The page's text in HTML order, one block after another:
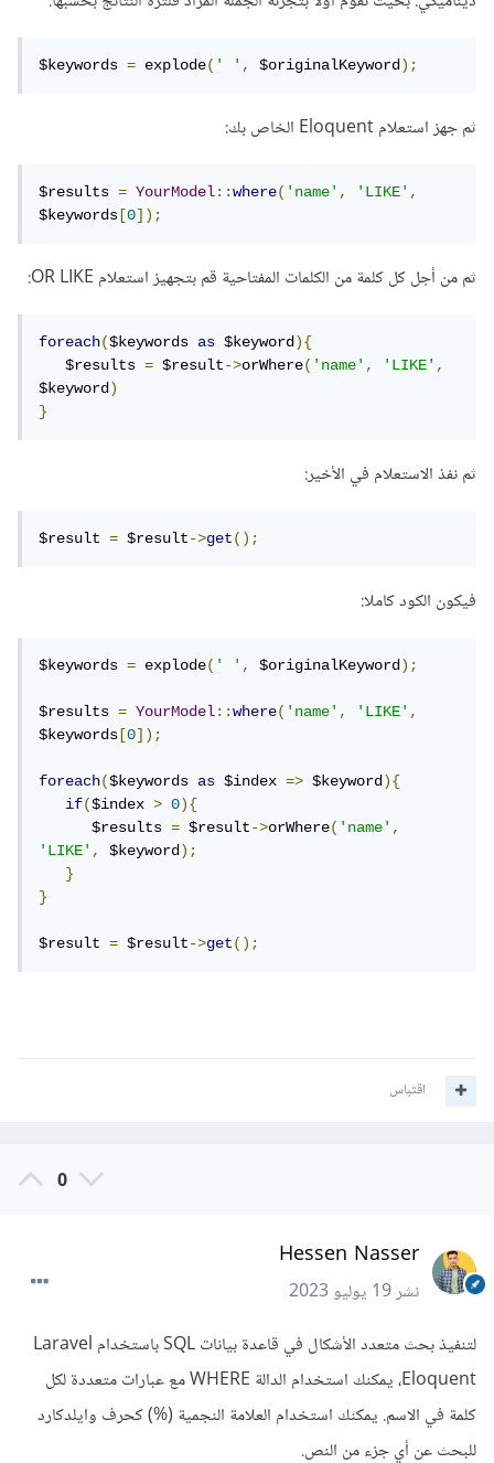
$keywords = explode(' ', $originalKeyword);
ثم جهز استعلام Eloquent الخاص بك:
$results = YourModel::where('name', 'LIKE',
$keywords [0]);
ثم من أجل كل كلمة من الكلمات المفتاحية قم بتجهيز استعلام OR LIKE:
foreach($keywords as $keyword){
   $results
= $result->orWhere('name', 'LIKE',
$keyword)
}
ثم نفذ الاستعلام في الأخير:
$result = $result->get();
فيكون الكود كاملا:
$keywords = explode(' ', $originalKeyword);
$results = YourModel::where('name', 'LIKE',
$keywords [0]);
foreach($keywords as $index => $keyword){
if($index > 0){
      $results
= $result->orWhere('name',
'LIKE', $keyword);
}
}
$result = $result->get();
اقتباس
0
Hessen Nasser
نشر19 يوليو 2023
لتنفيذ بحث متعدد الأشكال في قاعدة بيانات SQL باستخدام Laravel
Eloquent، يمكنك استخدام الدالة WHERE مع عبارات متعددة لكل
كلمة في الاسم. يمكنك استخدام العلامة النجمية (%) كحرف وايلدكارد
للبحث عن أي جزء من النص.